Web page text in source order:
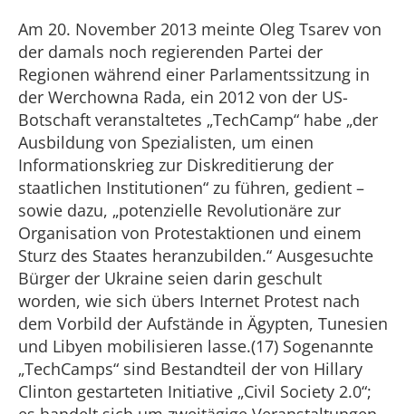
Am 20. November 2013 meinte Oleg Tsarev von
der damals noch regierenden Partei der
Regionen während einer Parlamentssitzung in
der Werchowna Rada, ein 2012 von der US-
Botschaft veranstaltetes „TechCamp“ habe „der
Ausbildung von Spezialisten, um einen
Informationskrieg zur Diskreditierung der
staatlichen Institutionen“ zu führen, gedient –
sowie dazu, „potenzielle Revolutionäre zur
Organisation von Protestaktionen und einem
Sturz des Staates heranzubilden.“ Ausgesuchte
Bürger der Ukraine seien darin geschult
worden, wie sich übers Internet Protest nach
dem Vorbild der Aufstände in Ägypten, Tunesien
und Libyen mobilisieren lasse.(17) Sogenannte
„TechCamps“ sind Bestandteil der von Hillary
Clinton gestarteten Initiative „Civil Society 2.0“;